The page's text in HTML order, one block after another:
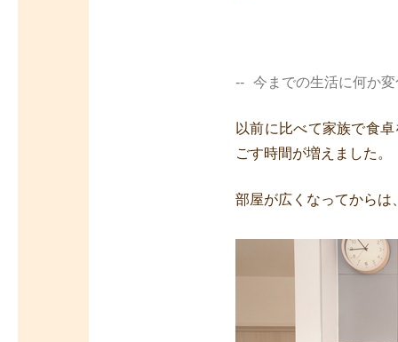
今までの生活に何か
以前に比べて家族で食
ごす時間が増えました。
部屋が広くなってからは